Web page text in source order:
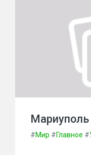
Мариуполь
#Мир #Главное #